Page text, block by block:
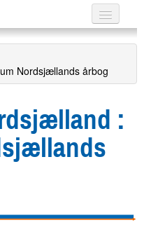
Nordsjællands årbog
: